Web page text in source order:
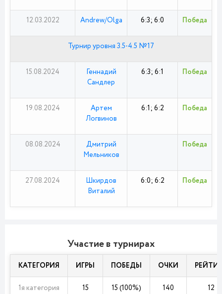
12.03.2022 Andrew/Olga 6:3; 6:0 Победа
Турнир уровня 3.5-4.5 №17
15.08.2024
Геннадий
Сандлер
6:3; 6:1 Победа
19.08.2024
Артем
Логвинов
6:1; 6:2 Победа
08.08.2024
Дмитрий
Мельников
Победа
27.08.2024
Шкирдов
Виталий
6:0; 6:2 Победа
Участие в турнирах
КАТЕГОРИЯ ИГРЫ ПОБЕДЫ ОЧКИ
1я категория 15 15 (100%) 140 12